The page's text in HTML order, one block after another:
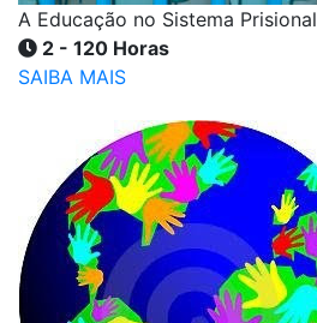
A Educação no Sistema Prisional
2 - 120 Horas
SAIBA MAIS